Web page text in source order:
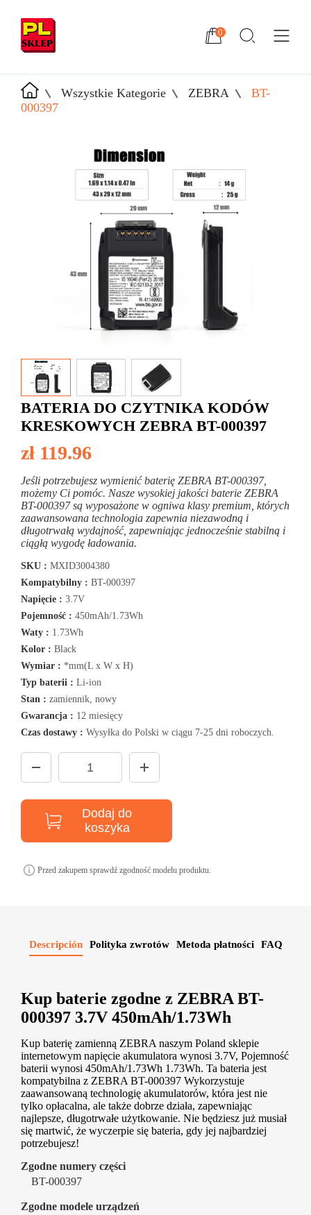
0
Wszystkie Kategorie ZEBRA
BT-
000397
BATERIA DO CZYTNIKA KODÓW
KRESKOWYCH ZEBRA BT-000397
zł 119.96
Jeśli potrzebujesz wymienić baterię ZEBRA BT-000397,
możemy Ci pomóc. Nasze wysokiej jakości baterie ZEBRA
BT-000397 są wyposażone w ogniwa klasy premium, których
zaawansowana technologia zapewnia niezawodną i
długotrwałą wydajność, zapewniając jednocześnie stabilną i
ciągłą wygodę ładowania.
SKU : MXID3004380
Kompatybilny : BT-000397
Napięcie : 3.7V
Pojemność : 450mAh/1.73Wh
Waty : 1.73Wh
Kolor : Black
Wymiar : *mm(L x W x H)
Typ baterii : Li-ion
Stan : zamiennik, nowy
Gwarancja : 12 miesięcy
Czas dostawy : Wysyłka do Polski w ciągu 7-25 dni roboczych.
Dodaj do
koszyka
Przed zakupem sprawdź zgodność modelu produktu.
Descripción Polityka zwrotów Metoda płatności FAQ
Kup baterie zgodne z ZEBRA BT-
000397 3.7V 450mAh/1.73Wh
Kup baterię zamienną ZEBRA naszym Poland sklepie
internetowym napięcie akumulatora wynosi 3.7V, Pojemność
baterii wynosi 450mAh/1.73Wh 1.73Wh. Ta bateria jest
kompatybilna z ZEBRA BT-000397 Wykorzystuje
zaawansowaną technologię akumulatorów, która jest nie
tylko opłacalna, ale także dobrze działa, zapewniając
najlepsze, długotrwałe użytkowanie. Nie będziesz już musiał
się martwić, że wyczerpie się bateria, gdy jej najbardziej
potrzebujesz!
Zgodne numery części
BT-000397
Zgodne modele urządzeń